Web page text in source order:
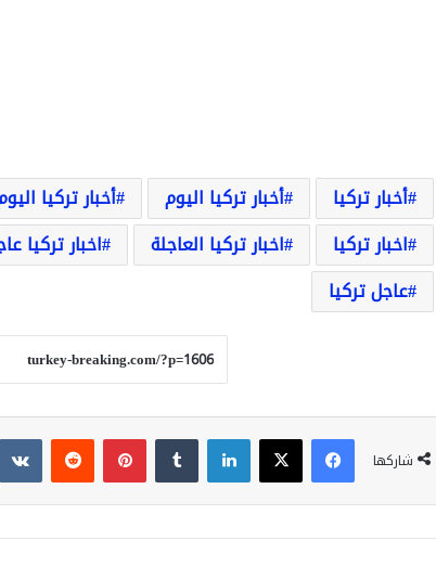
أخبار تركيا أخبار تركيا اليوم أخبار تركيا
اخبار تركيا
اخبار تركيا العاجلة اخبار تركيا
عاجل تركيا
شاركها
فيسبوك‫X لينكدإن بينتيريست